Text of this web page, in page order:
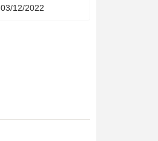
Quả - 4 phương
03/12/2022